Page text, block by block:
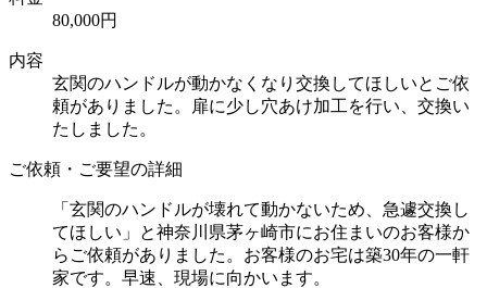
80,000円
内容
玄関のハンドルが動かなくなり交換してほしいとご依
頼がありました。扉に少し穴あけ加工を行い、交換い
たしました。
ご依頼・ご要望の詳細
「玄関のハンドルが壊れて動かないため、急遽交換し
てほしい」と神奈川県茅ヶ崎市にお住まいのお客様か
らご依頼がありました。お客様のお宅は築30年の一軒
家です。早速、現場に向かいます。